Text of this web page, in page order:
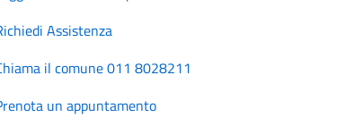
Assistenza
il comune 011 8028211
un appuntamento